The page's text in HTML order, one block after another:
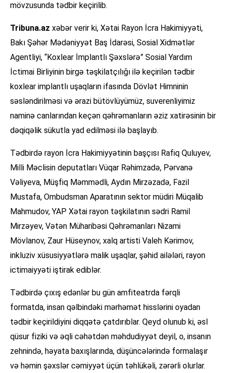
mövzusunda tədbir keçirilib.
Tribuna.az xəbər verir ki, Xətai Rayon İcra Hakimiyyəti,
Bakı Şəhər Mədəniyyət Baş İdarəsi, Sosial Xidmətlər
Agentliyi, “Koxlear İmplantlı Şəxslərə” Sosial Yardım
İctimai Birliyinin birgə təşkilatçılığı ilə keçirilən tədbir
koxlear implantlı uşaqların ifasında Dövlət Himninin
səsləndirilməsi və ərazi bütövlüyümüz, suverenliyimiz
naminə canlarından keçən qəhrəmanların əziz xatirəsinin bir
dəqiqəlik sükutla yad edilməsi ilə başlayıb.
Tədbirdə rayon İcra Hakimiyyətinin başçısı Rafiq Quluyev,
Milli Məclisin deputatları Vüqar Rəhimzadə, Pərvanə
Vəliyeva, Müşfiq Məmmədli, Aydın Mirzəzadə, Fazil
Mustafa, Ombudsman Aparatının sektor müdiri Müqalib
Mahmudov, YAP Xətai rayon təşkilatının sədri Ramil
Mirzəyev, Vətən Müharibəsi Qəhrəmanları Nizami
Mövlanov, Zaur Hüseynov, xalq artisti Valeh Kərimov,
inkluziv xüsusiyyətlərə malik uşaqlar, şəhid ailələri, rayon
ictimaiyyəti iştirak ediblər.
Tədbirdə çıxış edənlər bu gün amfiteatrda fərqli
formatda, insan qəlbindəki mərhəmət hisslərini oyadan
tədbir keçirildiyini diqqətə çatdırıblar. Qeyd olunub ki, əsl
qüsur fiziki və əqli cəhətdən məhdudiyyət deyil, o, insanın
zehnində, həyata baxışlarında, düşüncələrində formalaşır
və həmin şəxslər cəmiyyət üçün təhlükəli, zərərli olurlar.